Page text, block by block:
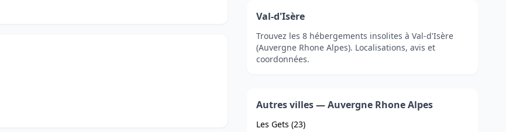
Val-d'Isère
Trouvez les 8 hébergements insolites à Val-d'Isère
(Auvergne Rhone Alpes). Localisations, avis et
coordonnées.
Autres villes — Auvergne Rhone Alpes
Les Gets (23)